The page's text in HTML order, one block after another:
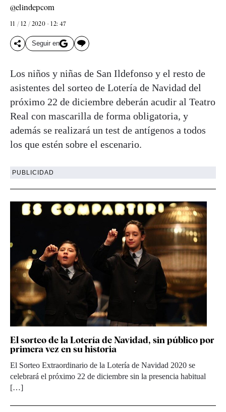
@elindepcom
11 / 12 / 2020 - 12: 47
Seguir en
Los niños y niñas de San Ildefonso y el resto de
asistentes del sorteo de Lotería de Navidad del
próximo 22 de diciembre deberán acudir al Teatro
Real con mascarilla de forma obligatoria, y
además se realizará un test de antígenos a todos
los que estén sobre el escenario.
PUBLICIDAD
El sorteo de la Lotería de Navidad, sin público por
primera vez en su historia
El Sorteo Extraordinario de la Lotería de Navidad 2020 se
celebrará el próximo 22 de diciembre sin la presencia habitual
[…]